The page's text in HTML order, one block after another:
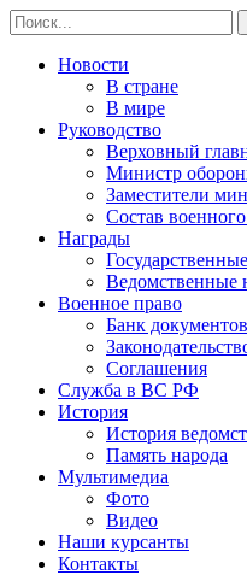
Новости
В стране
В мире
Руководство
Верховный
Министр
Заместители
Состав военного
Награды
Ведомственные
Военное право
Банк документов
Соглашения
Служба в ВС РФ
История
История
Память народа
Мультимедиа
Фото
Видео
Наши курсанты
Контакты